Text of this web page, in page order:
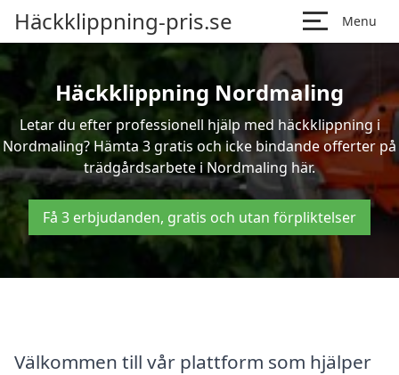
Häckklippning-pris.se Menu
Häckklippning Nordmaling
Letar du efter professionell hjälp med häckklippning i
Nordmaling? Hämta 3 gratis och icke bindande offerter på
trädgårdsarbete i Nordmaling här.
Få 3 erbjudanden, gratis och utan förpliktelser
Välkommen till vår plattform som hjälper